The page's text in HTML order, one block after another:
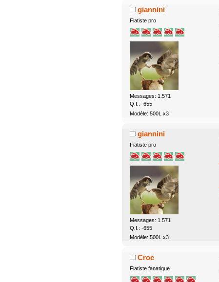
giannini
Fiatiste pro
Messages: 1.571
Q.I.: -655
Modèle: 500L x3
giannini
Fiatiste pro
Messages: 1.571
Q.I.: -655
Modèle: 500L x3
Croc
Fiatiste fanatique